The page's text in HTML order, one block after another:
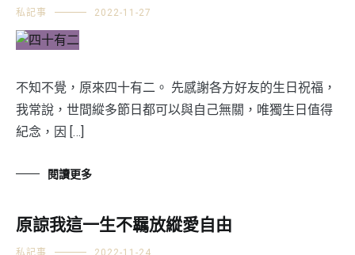
私記事 2022-11-27
不知不覺，原來四十有二。 先感謝各方好友的生日祝福，
我常說，世間縱多節日都可以與自己無關，唯獨生日值得
紀念，因 […]
閱讀更多
原諒我這一生不羈放縱愛自由
私記事 2022-11-24